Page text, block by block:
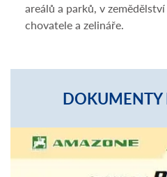
areálů a parků, v
chovatele a zelináře.
DOKUMENTY